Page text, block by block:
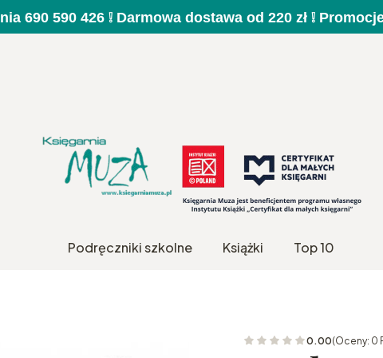
690 590 426 ❕ Darmowa dostawa od 220 zł ❕
Podręczniki szkolne Książki Top 10
0.00(Oceny: 0